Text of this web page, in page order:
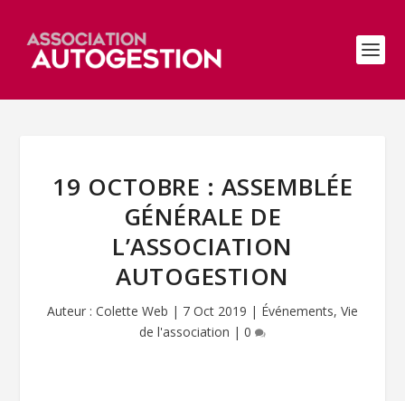
19 OCTOBRE : ASSEMBLÉE
GÉNÉRALE DE
L’ASSOCIATION
AUTOGESTION
Auteur : Colette Web | 7 Oct 2019 | Événements, Vie
de l'association | 0